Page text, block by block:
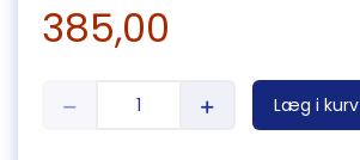
385,00
Læg i kurv